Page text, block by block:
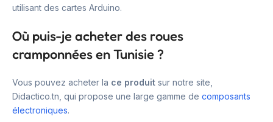
utilisant des cartes Arduino.
Où puis-je acheter des roues
cramponnées en Tunisie ?
Vous pouvez acheter la ce produit sur notre site,
Didactico.tn, qui propose une large gamme de composants
électroniques.